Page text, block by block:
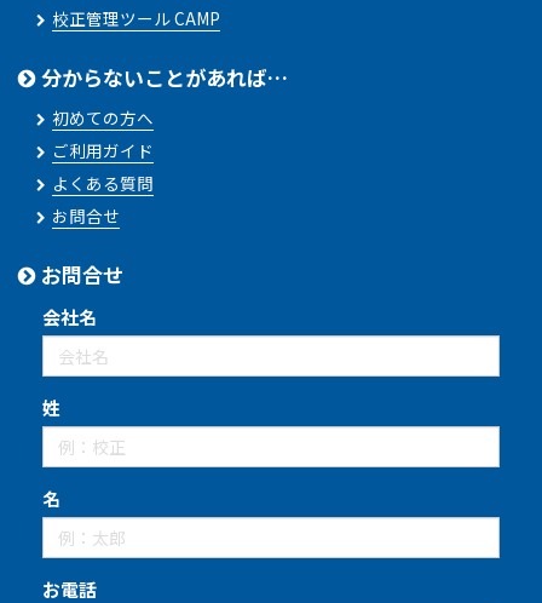
校正管理ツール CAMP
分からないことがあれば…
初めての方へ
ご利用ガイド
よくある質問
お問合せ
お問合せ
会社名
姓
名
お電話